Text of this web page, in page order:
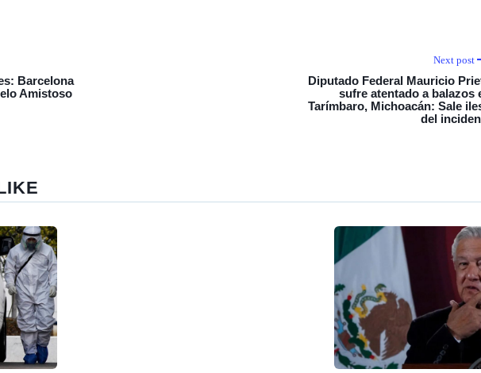
Barcelona
Amistoso
Next post
Diputado Federal Mauricio
sufre atentado a balazos
Tarímbaro, Michoacán: Sale
del